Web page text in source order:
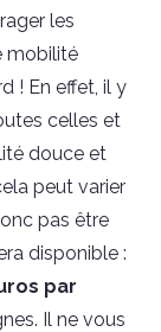
les
mobilité
! En effet, il y
celles et
douce et
peut varier
pas être
disponible :
par
Il ne vous